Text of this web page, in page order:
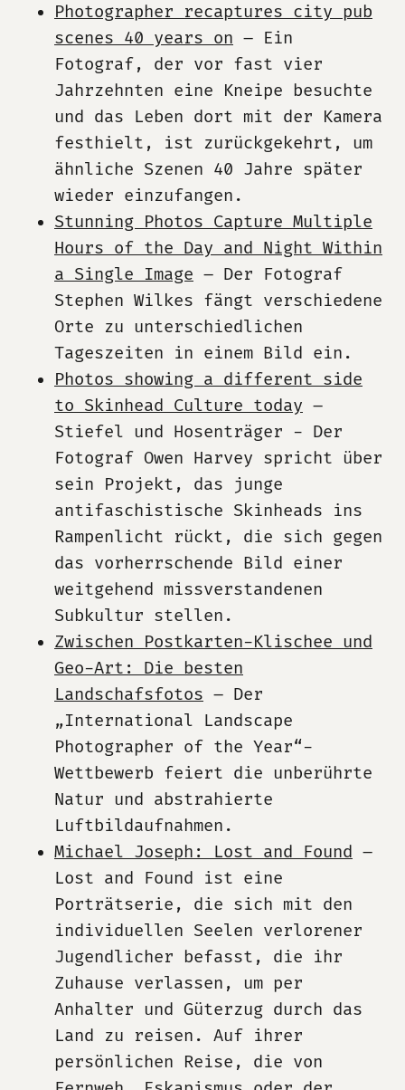
Photographer recaptures city pub
scenes 40 years on – Ein
Fotograf, der vor fast vier
Jahrzehnten eine Kneipe besuchte
und das Leben dort mit der Kamera
festhielt, ist zurückgekehrt, um
ähnliche Szenen 40 Jahre später
wieder einzufangen.
Stunning Photos Capture Multiple
Hours of the Day and Night Within
a Single Image – Der Fotograf
Stephen Wilkes fängt verschiedene
Orte zu unterschiedlichen
Tageszeiten in einem Bild ein.
Photos showing a different side
to Skinhead Culture today –
Stiefel und Hosenträger - Der
Fotograf Owen Harvey spricht über
sein Projekt, das junge
antifaschistische Skinheads ins
Rampenlicht rückt, die sich gegen
das vorherrschende Bild einer
weitgehend missverstandenen
Subkultur stellen.
Zwischen Postkarten-Klischee und
Geo-Art: Die besten
Landschafsfotos – Der
„International Landscape
Photographer of the Year“-
Wettbewerb feiert die unberührte
Natur und abstrahierte
Luftbildaufnahmen.
Michael Joseph: Lost and Found –
Lost and Found ist eine
Porträtserie, die sich mit den
individuellen Seelen verlorener
Jugendlicher befasst, die ihr
Zuhause verlassen, um per
Anhalter und Güterzug durch das
Land zu reisen. Auf ihrer
persönlichen Reise, die von